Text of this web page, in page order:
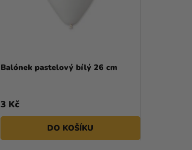
Balónek pastelový bílý 26 cm
3 Kč
DO KOŠÍKU